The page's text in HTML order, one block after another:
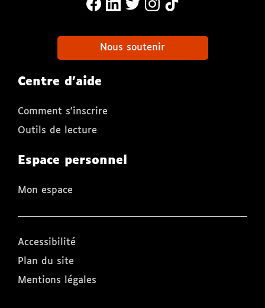
MonaLira Sur Facebook (nouvelle
MonaLira Sur Linkedin
MonaLira Sur Twitter
MonaLira Sur
Nous soutenir
Centre d'aide
Comment s'inscrire
Outils de lecture
Espace personnel
Mon espace
Accessibilité
Plan du site
Mentions légales